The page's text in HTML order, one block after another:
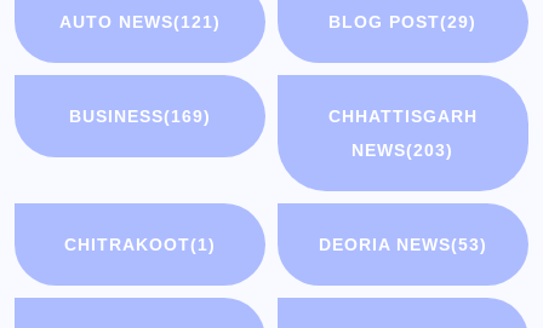
AUTO NEWS(121) BLOG POST(29)
BUSINESS(169)
CHHATTISGARH
NEWS(203)
CHITRAKOOT(1) DEORIA NEWS(53)